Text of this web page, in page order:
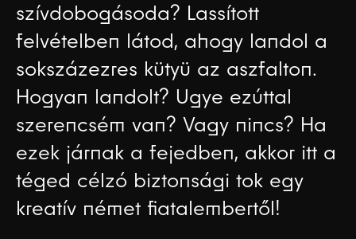
szívdobogásoda? Lassított
felvételben látod, ahogy landol a
sokszázezres kütyü az aszfalton.
Hogyan landolt? Ugye ezúttal
szerencsém van? Vagy nincs? Ha
ezek járnak a fejedben, akkor itt a
téged célzó biztonsági tok egy
kreatív német fiatalembertől!